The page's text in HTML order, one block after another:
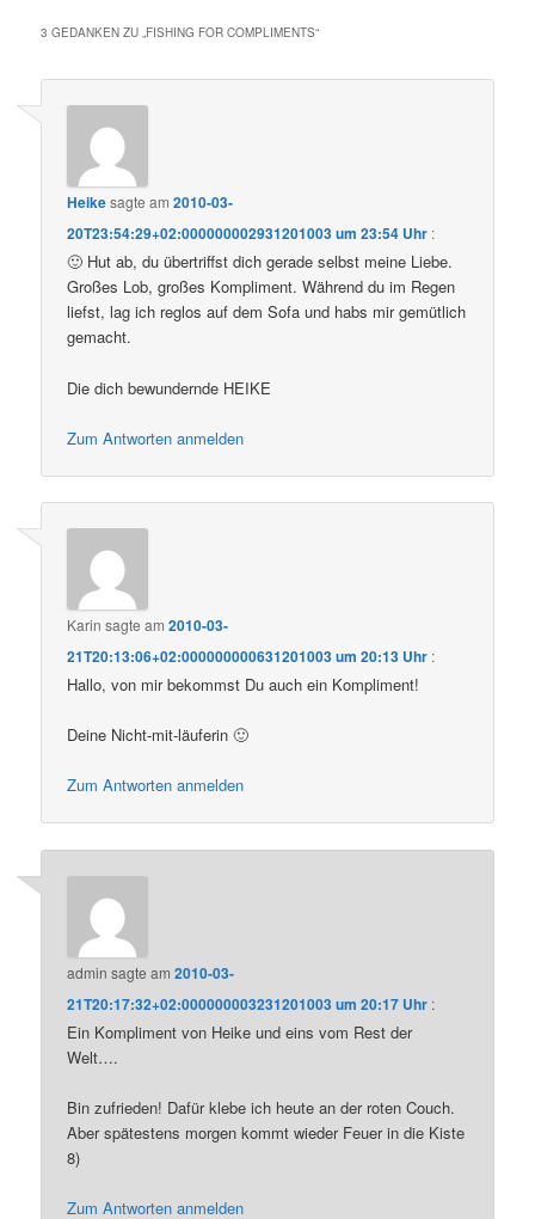
3 GEDANKEN ZU „FISHING FOR COMPLIMENTS“
Heikesagte am2010-03-
20T23:54:29+02:000000002931201003 um 23:54 Uhr :
🙂 Hut ab, du übertriffst dich gerade selbst meine Liebe.
Großes Lob, großes Kompliment. Während du im Regen
liefst, lag ich reglos auf dem Sofa und habs mir gemütlich
gemacht.
Die dich bewundernde HEIKE
Zum Antworten anmelden
Karin sagte am2010-03-
21T20:13:06+02:000000000631201003 um 20:13 Uhr :
Hallo, von mir bekommst Du auch ein Kompliment!
Deine Nicht-mit-läuferin 🙂
Zum Antworten anmelden
admin sagte am2010-03-
21T20:17:32+02:000000003231201003 um 20:17 Uhr :
Ein Kompliment von Heike und eins vom Rest der
Welt….
Bin zufrieden! Dafür klebe ich heute an der roten Couch.
Aber spätestens morgen kommt wieder Feuer in die Kiste
8)
Zum Antworten anmelden